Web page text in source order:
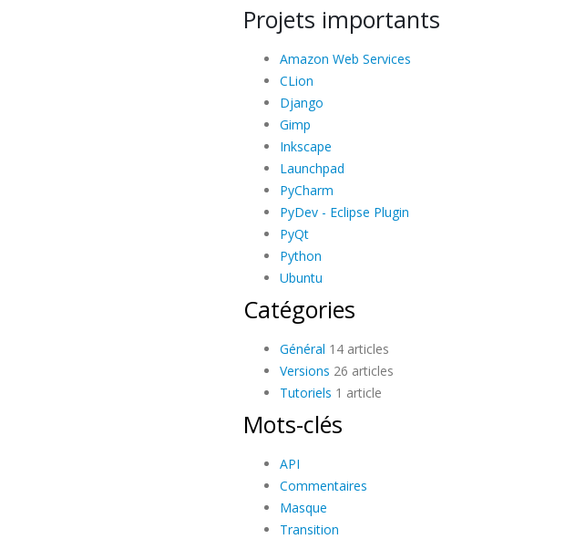
Projets importants
Amazon Web Services
CLion
Django
Gimp
Inkscape
Launchpad
PyCharm
PyDev - Eclipse Plugin
PyQt
Python
Ubuntu
Catégories
Général 14 articles
Versions 26 articles
Tutoriels 1 article
Mots-clés
API
Commentaires
Masque
Transition